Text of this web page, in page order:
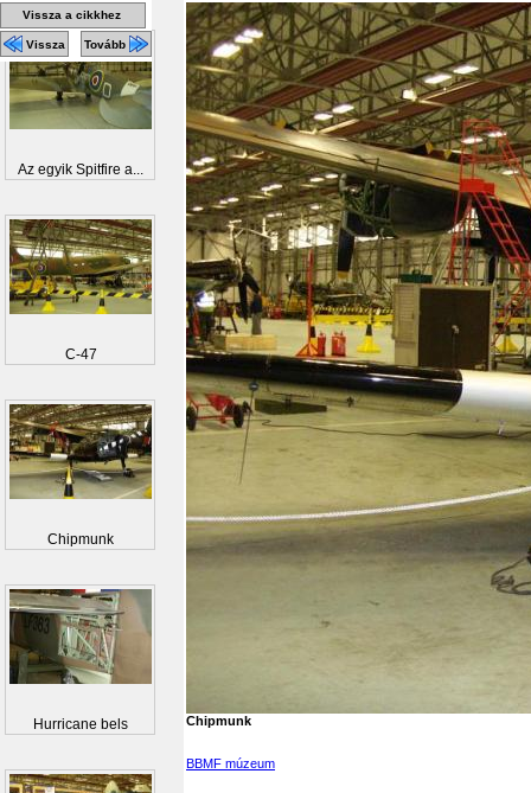
Chipmunk
BBMF múzeum
Vissza a cikkhez
Vissza Tovább
Az egyik Spitfire a...
C-47
Chipmunk
Hurricane bels